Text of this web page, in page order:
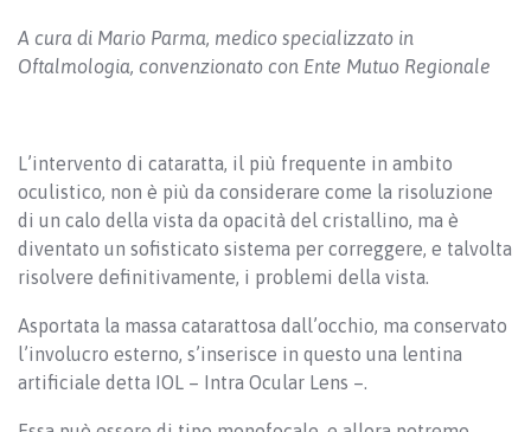
A cura di Mario Parma, medico specializzato in
Oftalmologia, convenzionato con Ente Mutuo Regionale
L’intervento di cataratta, il più frequente in ambito
oculistico, non è più da considerare come la risoluzione
di un calo della vista da opacità del cristallino, ma è
diventato un sofisticato sistema per correggere, e talvolta
risolvere definitivamente, i problemi della vista.
Asportata la massa catarattosa dall’occhio, ma conservato
l’involucro esterno, s’inserisce in questo una lentina
artificiale detta IOL – Intra Ocular Lens –.